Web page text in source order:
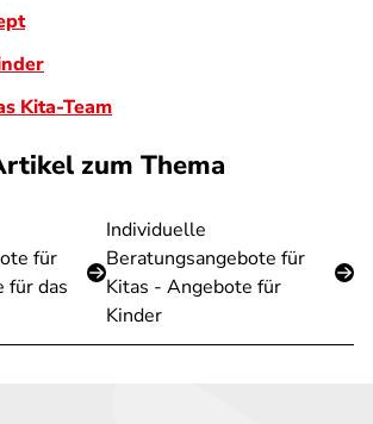
Kita-Team
zum Thema
für
für das
Individuelle
Beratungsangebote für
Kitas - Angebote für
Kinder